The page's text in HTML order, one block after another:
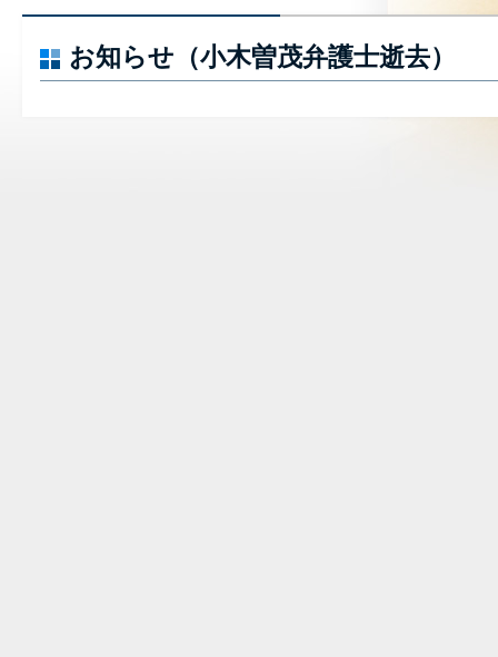
お知らせ（小木曽茂弁護士逝去）